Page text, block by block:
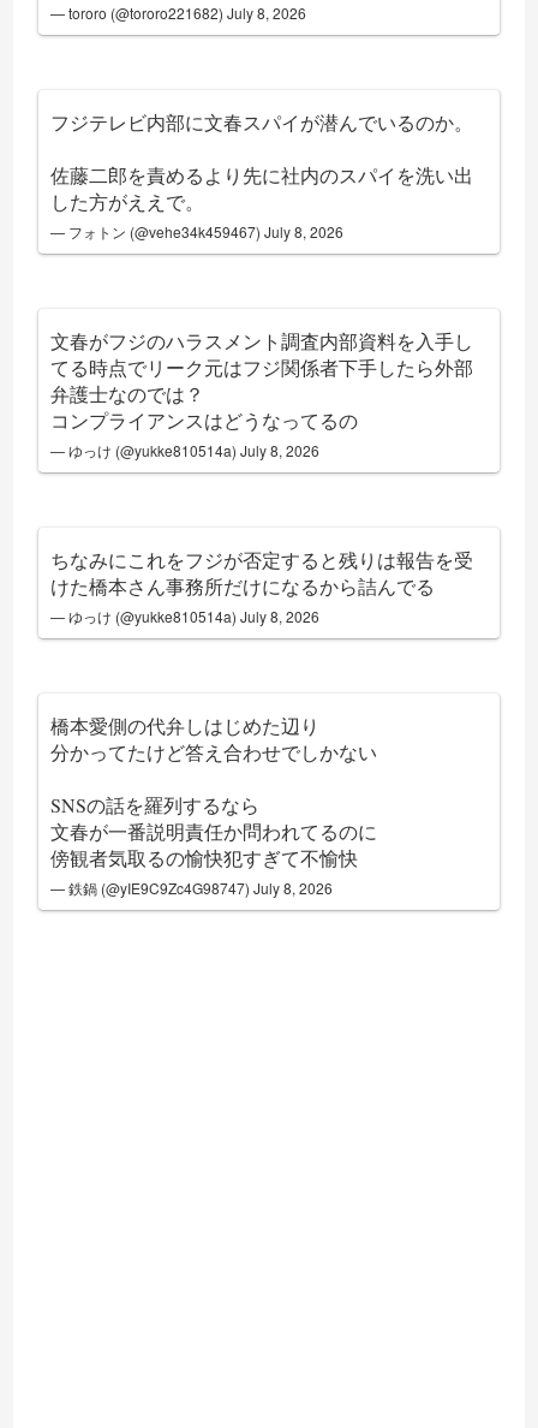
— tororo (@tororo221682)July 8, 2026
フジテレビ内部に文春スパイが潜んでいるのか。
佐藤二郎を責めるより先に社内のスパイを洗い出
した方がええで。
— フォトン (@vehe34k459467)July 8, 2026
文春がフジのハラスメント調査内部資料を入手し
てる時点でリーク元はフジ関係者下手したら外部
弁護士なのでは？
コンプライアンスはどうなってるの
— ゆっけ (@yukke810514a)July 8, 2026
ちなみにこれをフジが否定すると残りは報告を受
けた橋本さん事務所だけになるから詰んでる
— ゆっけ (@yukke810514a)July 8, 2026
橋本愛側の代弁しはじめた辺り
分かってたけど答え合わせでしかない
SNSの話を羅列するなら
文春が一番説明責任か問われてるのに
傍観者気取るの愉快犯すぎて不愉快
— 鉄鍋 (@yIE9C9Zc4G98747)July 8, 2026